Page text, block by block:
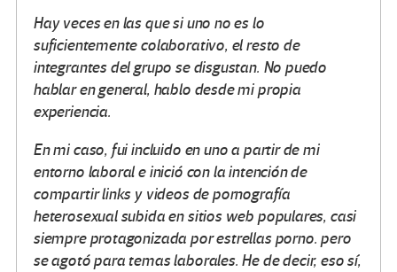
Hay veces en las que si uno no es lo
suficientemente colaborativo, el resto de
integrantes del grupo se disgustan. No puedo
hablar en general, hablo desde mi propia
experiencia.
En mi caso, fui incluido en uno a partir de mi
entorno laboral e inició con la intención de
compartir links y videos de pornografía
heterosexual subida en sitios web populares, casi
siempre protagonizada por estrellas porno. pero
se agotó para temas laborales. He de decir, eso sí,